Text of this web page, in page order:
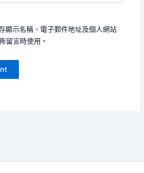
顯示名稱、電子郵件地址及個人網站
留言時使用。